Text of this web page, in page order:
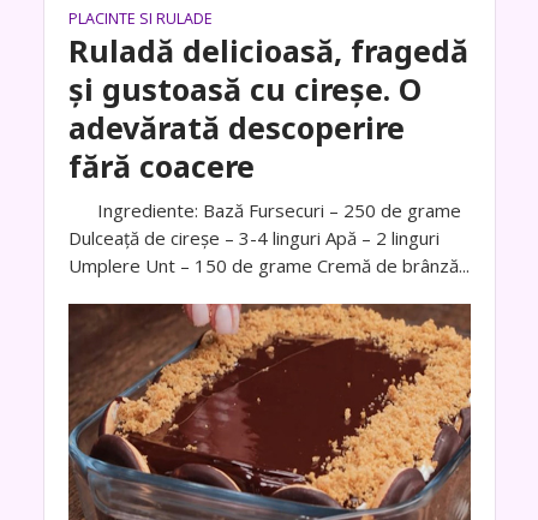
PLACINTE SI RULADE
Ruladă delicioasă, fragedă
și gustoasă cu cireșe. O
adevărată descoperire
fără coacere
Ingrediente: Bază Fursecuri – 250 de grame
Dulceață de cireșe – 3-4 linguri Apă – 2 linguri
Umplere Unt – 150 de grame Cremă de brânză...